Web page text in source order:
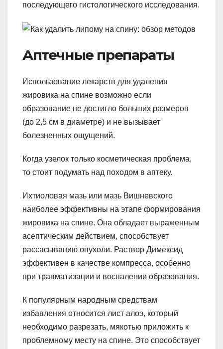
последующего гистологического исследования.
Аптечные препараты
Использование лекарств для удаления
жировика на спине возможно если
образование не достигло больших размеров
(до 2,5 см в диаметре) и не вызывает
болезненных ощущений.
Когда узелок только косметическая проблема,
то стоит подумать над походом в аптеку.
Ихтиоловая мазь или мазь Вишневского
наиболее эффективны на этапе формирования
жировика на спине. Она обладает выраженным
асептическим действием, способствует
рассасыванию опухоли. Раствор Димексид
эффективен в качестве компресса, особенно
при травматизации и воспалении образования.
К популярным народным средствам
избавления относится лист алоэ, который
необходимо разрезать, мякотью приложить к
проблемному месту на спине. Это способствует